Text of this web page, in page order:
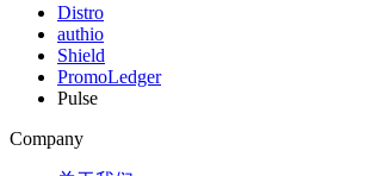
Distro
authio
Shield
PromoLedger
Pulse
Company